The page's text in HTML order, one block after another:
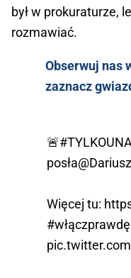
był w prokuraturze,
rozmawiać.
Obserwuj nas
zaznacz
🚨
posła
Więcej tu:
#włączprawdę